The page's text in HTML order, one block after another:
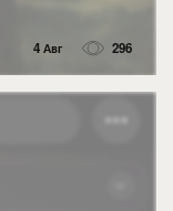
4 Авг 296